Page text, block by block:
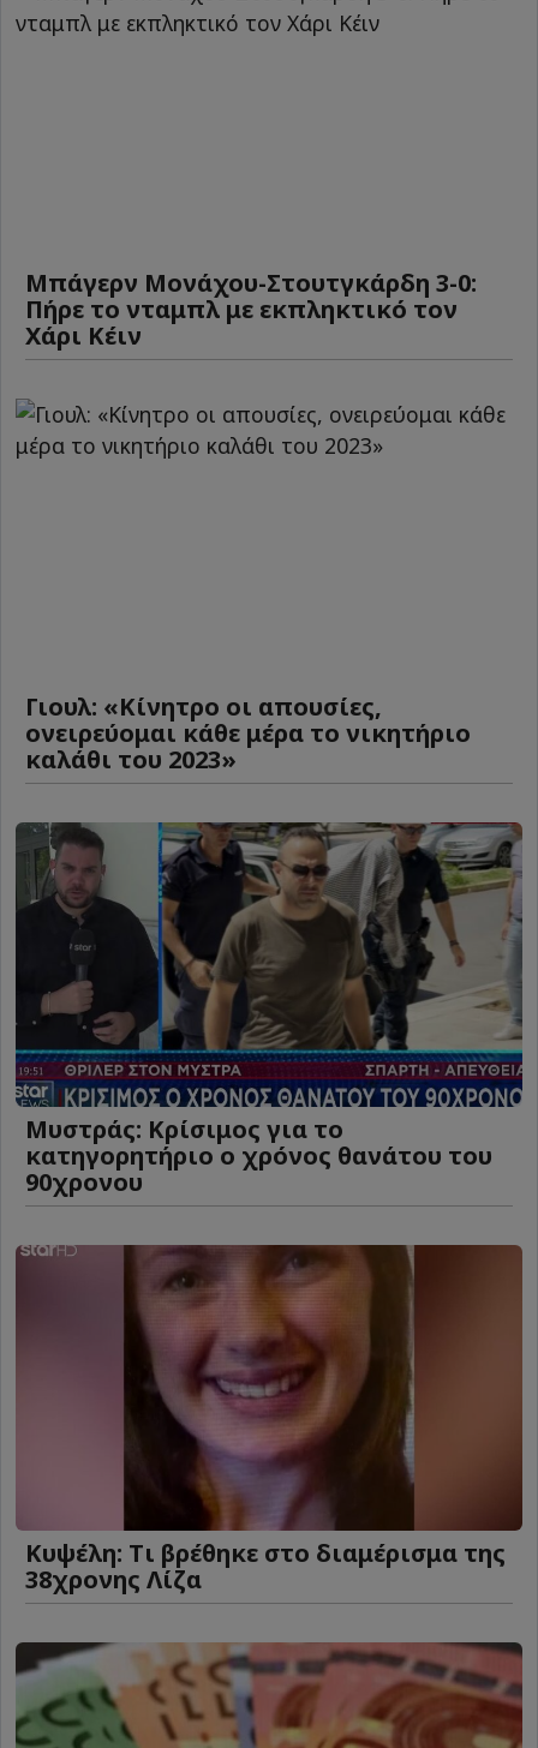
Μπάγερν Μονάχου-Στουτγκάρδη 3-0:
Πήρε το νταμπλ με εκπληκτικό τον
Χάρι Κέιν
Γιουλ: «Κίνητρο οι απουσίες,
ονειρεύομαι κάθε μέρα το νικητήριο
καλάθι του 2023»
Μυστράς: Κρίσιμος για το
κατηγορητήριο ο χρόνος θανάτου του
90χρονου
Κυψέλη: Tι βρέθηκε στο διαμέρισμα της
38χρονης Λίζα